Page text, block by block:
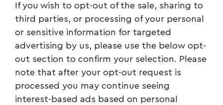
If you wish to opt-out of the sale, sharing to
third parties, or processing of your personal
or sensitive information for targeted
advertising by us, please use the below opt-
out section to confirm your selection. Please
note that after your opt-out request is
processed you may continue seeing
interest-based ads based on personal